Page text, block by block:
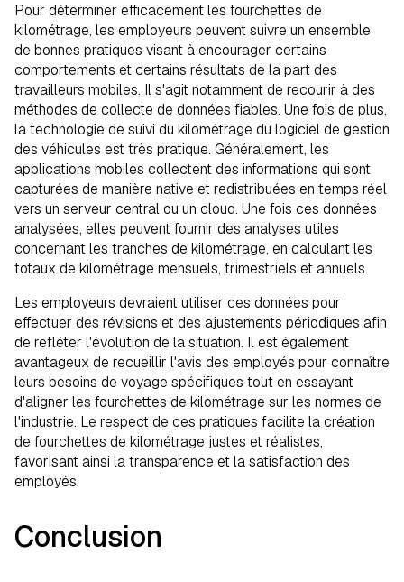
Pour déterminer efficacement les fourchettes de
kilométrage, les employeurs peuvent suivre un ensemble
de bonnes pratiques visant à encourager certains
comportements et certains résultats de la part des
travailleurs mobiles. Il s'agit notamment de recourir à des
méthodes de collecte de données fiables. Une fois de plus,
la technologie de suivi du kilométrage du logiciel de gestion
des véhicules est très pratique. Généralement, les
applications mobiles collectent des informations qui sont
capturées de manière native et redistribuées en temps réel
vers un serveur central ou un cloud. Une fois ces données
analysées, elles peuvent fournir des analyses utiles
concernant les tranches de kilométrage, en calculant les
totaux de kilométrage mensuels, trimestriels et annuels.
Les employeurs devraient utiliser ces données pour
effectuer des révisions et des ajustements périodiques afin
de refléter l'évolution de la situation. Il est également
avantageux de recueillir l'avis des employés pour connaître
leurs besoins de voyage spécifiques tout en essayant
d'aligner les fourchettes de kilométrage sur les normes de
l'industrie. Le respect de ces pratiques facilite la création
de fourchettes de kilométrage justes et réalistes,
favorisant ainsi la transparence et la satisfaction des
employés.
Conclusion